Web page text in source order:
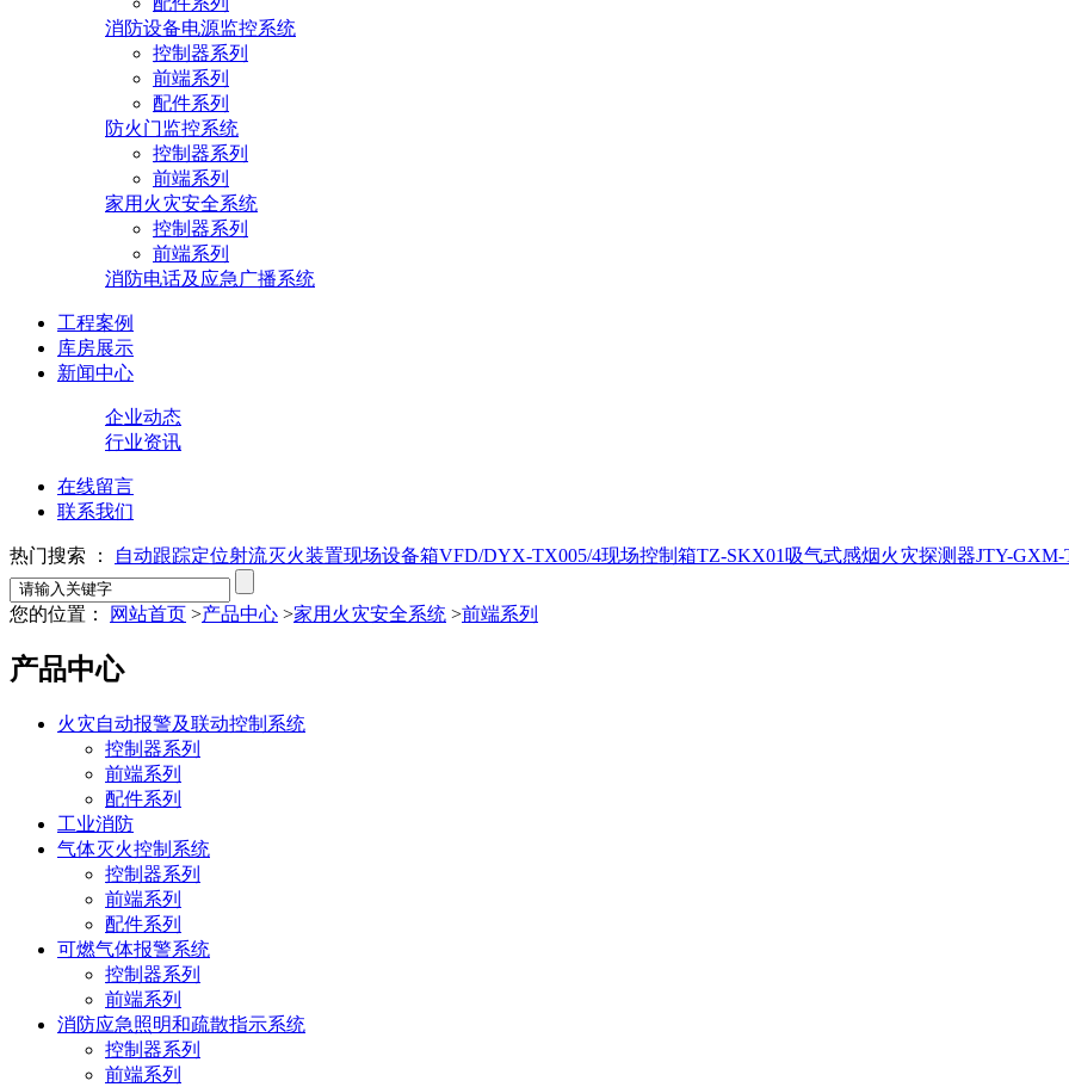
消防设备电源监控系统
控制器系列
前端系列
配件系列
防火门监控系统
控制器系列
前端系列
家用火灾安全系统
控制器系列
前端系列
消防电话及应急广播系统
工程案例
库房展示
新闻中心
企业动态
行业资讯
在线留言
联系我们
热门搜索 ： 自动跟踪定位射流灭火装置现场设备箱VFD/DYX-TX005/4现场控制箱TZ-SKX01 吸气式感烟火灾探测器JTY-GXM-
您的位置： 网站首页 >产品中心 >家用火灾安全系统 >前端系列
产品中心
火灾自动报警及联动控制系统
控制器系列
前端系列
配件系列
工业消防
气体灭火控制系统
控制器系列
前端系列
配件系列
可燃气体报警系统
控制器系列
前端系列
消防应急照明和疏散指示系统
控制器系列
前端系列